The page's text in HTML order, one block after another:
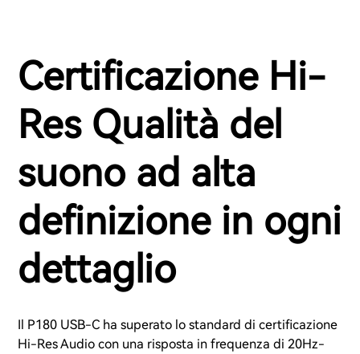
Certificazione Hi-
Res Qualità del
suono ad alta
definizione in ogni
dettaglio
Il P180 USB-C ha superato lo standard di certificazione
Hi-Res Audio con una risposta in frequenza di 20Hz-